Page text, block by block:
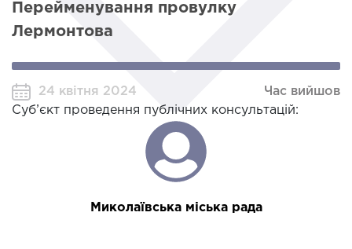
Перейменування провулку
Лермонтова
24 квітня 2024
Час вийшов
Суб’єкт проведення публічних консультацій:
Миколаївська міська рада